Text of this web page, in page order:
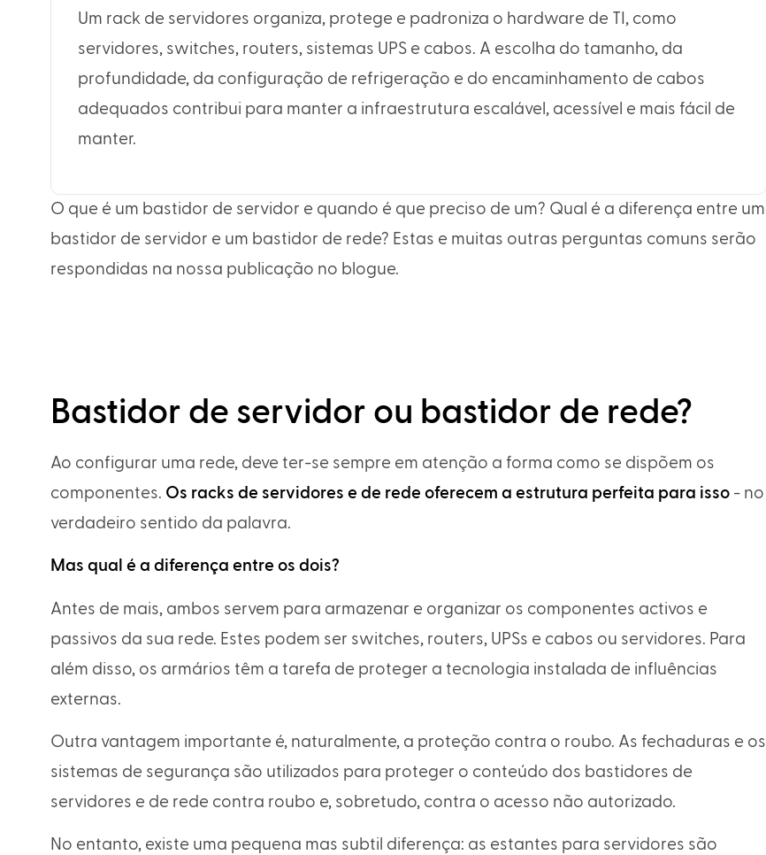
Um rack de servidores organiza, protege e padroniza o hardware de TI, como
servidores, switches, routers, sistemas UPS e cabos. A escolha do tamanho, da
profundidade, da configuração de refrigeração e do encaminhamento de cabos
adequados contribui para manter a infraestrutura escalável, acessível e mais fácil de
manter.
O que é um bastidor de servidor e quando é que preciso de um? Qual é a diferença entre um
bastidor de servidor e um bastidor de rede? Estas e muitas outras perguntas comuns serão
respondidas na nossa publicação no blogue.
Bastidor de servidor ou bastidor de rede?
Ao configurar uma rede, deve ter-se sempre em atenção a forma como se dispõem os
componentes. Os racks de servidores e de rede oferecem a estrutura perfeita para isso - no
verdadeiro sentido da palavra.
Mas qual é a diferença entre os dois?
Antes de mais, ambos servem para armazenar e organizar os componentes activos e
passivos da sua rede. Estes podem ser switches, routers, UPSs e cabos ou servidores. Para
além disso, os armários têm a tarefa de proteger a tecnologia instalada de influências
externas.
Outra vantagem importante é, naturalmente, a proteção contra o roubo. As fechaduras e os
sistemas de segurança são utilizados para proteger o conteúdo dos bastidores de
servidores e de rede contra roubo e, sobretudo, contra o acesso não autorizado.
No entanto, existe uma pequena mas subtil diferença: as estantes para servidores são